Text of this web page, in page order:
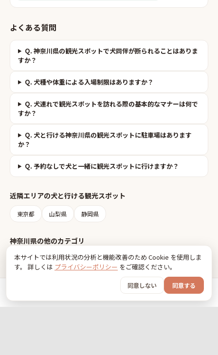
よくある質問
Q. 神奈川県の観光スポットで犬同伴が断られることはありま
すか？
Q. 犬種や体重による入場制限はありますか？
Q. 犬連れで観光スポットを訪れる際の基本的なマナーは何で
すか？
Q. 犬と行ける神奈川県の観光スポットに駐車場はあります
か？
Q. 予約なしで犬と一緒に観光スポットに行けますか？
近隣エリアの犬と行ける観光スポット
東京都 山梨県 静岡県
神奈川県の他のカテゴリ
犬連れOKレストラン ドッグラン 犬と泊まれる宿
ペットショップ
本サイトでは利用状況の分析と機能改善のため Cookie を使用しま
す。 詳しくは プライバシーポリシー をご確認ください。
同意しない 同意する